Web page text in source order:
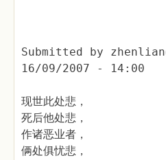
Submitted by
16/09/2007 - 14:00
现世此处悲，
死后他处悲，
作诸恶业者，
俩处俱忧悲，